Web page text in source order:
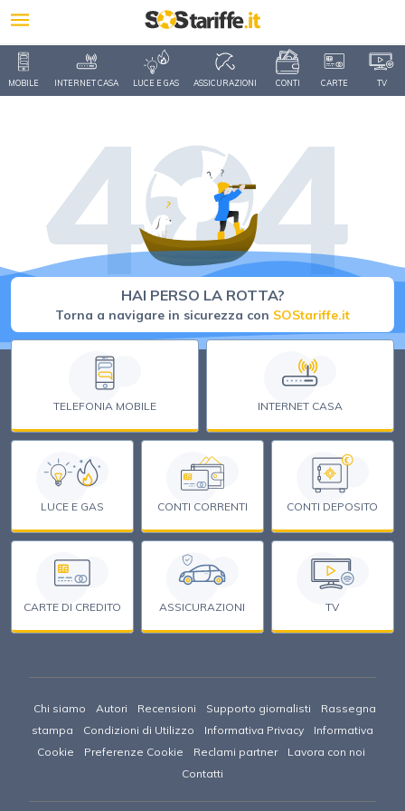
MOBILE INTERNET CASA LUCE E GAS ASSICURAZIONI CONTI CARTE TV
HAI PERSO LA ROTTA?
Torna a navigare in sicurezza con SOStariffe.it
TELEFONIA MOBILE INTERNET CASA
LUCE E GAS CONTI CORRENTI
€
CONTI DEPOSITO
CARTE DI CREDITO ASSICURAZIONI TV
Chi siamo Autori Recensioni Supporto giornalisti
Rassegna
stampa
Condizioni di Utilizzo Informativa Privacy
Informativa
Cookie
Preferenze Cookie Reclami partner
Lavora con noi
Contatti